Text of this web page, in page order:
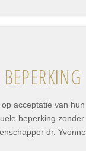
acceptatie van hun
beperking zonder
dr. Yvonne